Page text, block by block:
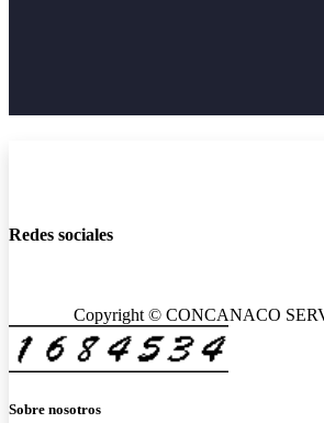
Redes sociales
Copyright © CONCANACO
Sobre nosotros